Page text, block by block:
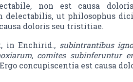
non est causa
delectabilis, ut philosophus
doloris seu tristitiae.
in Enchirid., subintrantibus
comites subinferuntur
concupiscentia est causa